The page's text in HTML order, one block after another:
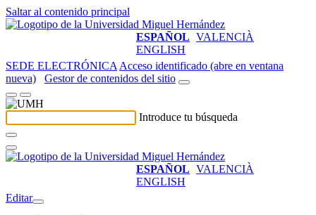
Saltar al contenido principal
ESPAÑOL VALENCIÀ
ENGLISH
SEDE ELECTRÓNICA Acceso identificado (abre en ventana
nueva)
Gestor de contenidos del sitio
Introduce tu búsqueda
ESPAÑOL VALENCIÀ
ENGLISH
Editar